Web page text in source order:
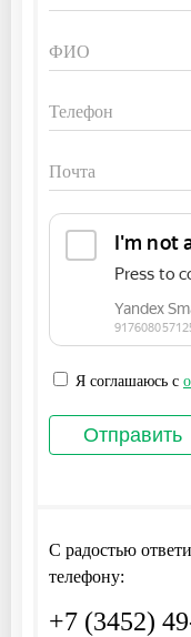
Я соглашаюсь с
С радостью
телефону:
+7 (3452)